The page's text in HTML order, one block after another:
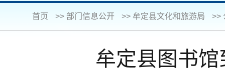
首页 >> 部门信息公开 >> 牟定县文化和旅游局 >>
牟定县图书